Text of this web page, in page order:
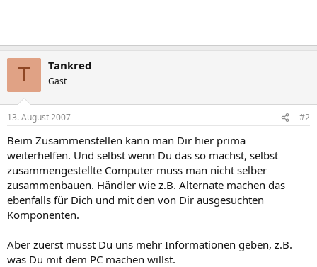
T Tankred
Gast
13. August 2007 #2
Beim Zusammenstellen kann man Dir hier prima
weiterhelfen. Und selbst wenn Du das so machst, selbst
zusammengestellte Computer muss man nicht selber
zusammenbauen. Händler wie z.B. Alternate machen das
ebenfalls für Dich und mit den von Dir ausgesuchten
Komponenten.
Aber zuerst musst Du uns mehr Informationen geben, z.B.
was Du mit dem PC machen willst.